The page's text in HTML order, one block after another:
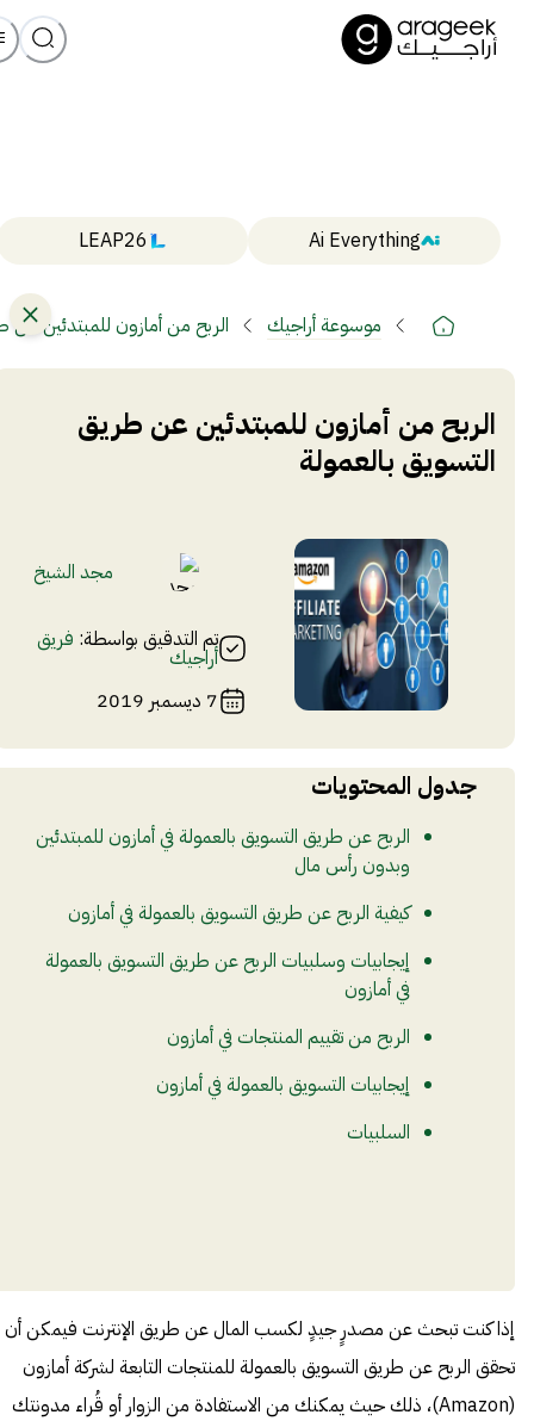
Ai Everything
LEAP26
موسوعة أراجيك الربح من أمازون للمبتدئين عن
الربح من أمازون للمبتدئين عن طريق
التسويق بالعمولة
مجد الشيخ
تم التدقيق بواسطة: فريق
أراجيك
7 ديسمبر 2019
جدول المحتويات
الربح عن طريق التسويق بالعمولة في أمازون للمبتدئين
وبدون رأس مال
كيفية الربح عن طريق التسويق بالعمولة في أمازون
إيجابيات وسلبيات الربح عن طريق التسويق بالعمولة
في أمازون
الربح من تقييم المنتجات في أمازون
إيجابيات التسويق بالعمولة في أمازون
السلبيات
إذا كنت تبحث عن مصدرٍ جيدٍ لكسب المال عن طريق الإنترنت فيمكن أن
تحقق الربح عن طريق التسويق بالعمولة للمنتجات التابعة لشركة أمازون
(Amazon)، ذلك حيث يمكنك من الاستفادة من الزوار أو قُراء مدونتك